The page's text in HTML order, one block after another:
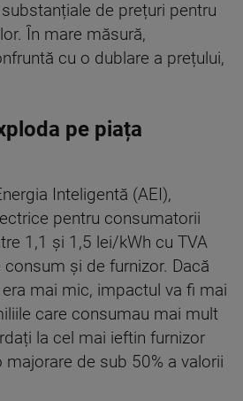
de prețuri pentru
În mare măsură,
cu o dublare a prețului,
pe piața
Inteligentă (AEI),
pentru consumatorii
1,1 și 1,5 lei/kWh cu TVA
și de furnizor. Dacă
mai mic, impactul va fi mai
care consumau mai mult
la cel mai ieftin furnizor
de sub 50% a valorii